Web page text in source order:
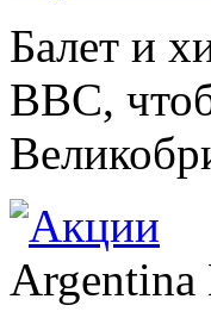
Балет и
BBC,